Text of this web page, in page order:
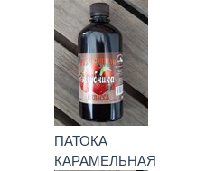
ПАТОКА
КАРАМЕЛЬНАЯ